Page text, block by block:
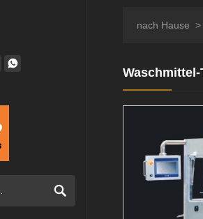


nach Hause >